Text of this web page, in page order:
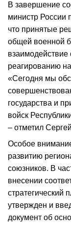
В завершение
министр России
что принятые
общей военной
реагированию
«Сегодня мы
государства и
войск
– отметил
Особое
развитию
союзников. В
внесении
стратегический
утвержден и
документ об